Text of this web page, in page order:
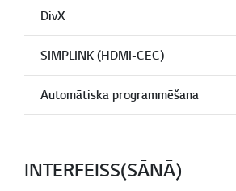
DivX
SIMPLINK (HDMI-CEC)
Automātiska programmēšana
INTERFEISS(SĀNĀ)